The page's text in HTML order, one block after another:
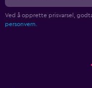
Ved å opprette prisvarsel,
personvern.